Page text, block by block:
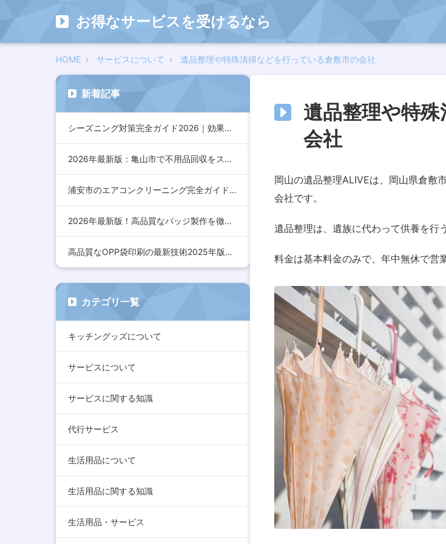
お得なサービスを受けるなら
HOME サービスについて 遺品整理や特殊清掃などを行っている倉敷市の会社
遺品整理や特
会社
岡山の遺品整理ALIVEは、岡山県倉敷
会社です。
遺品整理は、遺族に代わって供養を行
料金は基本料金のみで、年中無休で営
新着記事
シーズニング対策完全ガイド2026｜効果的な方法とおすすめア…
2026年最新版：亀山市で不用品回収をスムーズに行うための完…
浦安市のエアコンクリーニング完全ガイド2026年版｜効果的な…
2026年最新版！高品質なバッジ製作を徹底解説：デザインから…
高品質なOPP袋印刷の最新技術2025年版：コスト削減とデザ…
カテゴリ一覧
キッチングッズについて
サービスについて
サービスに関する知識
代行サービス
生活用品について
生活用品に関する知識
生活用品・サービス